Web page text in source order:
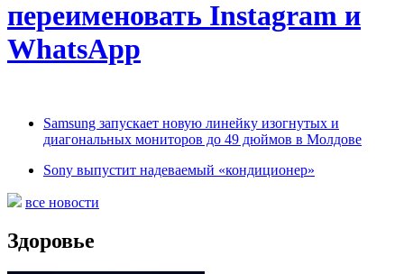
переименовать Instagram и
WhatsApp
Samsung запускает новую линейку изогнутых и
диагональных мониторов до 49 дюймов в Молдове
Sony выпустит надеваемый «кондиционер»
все новости
Здоровье